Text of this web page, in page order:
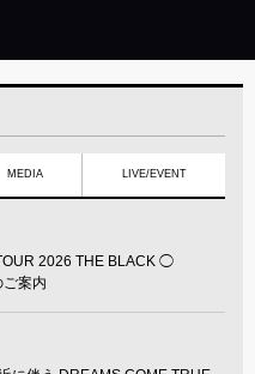
MEDIA LIVE/EVENT
2026 THE BLACK ◯
案内